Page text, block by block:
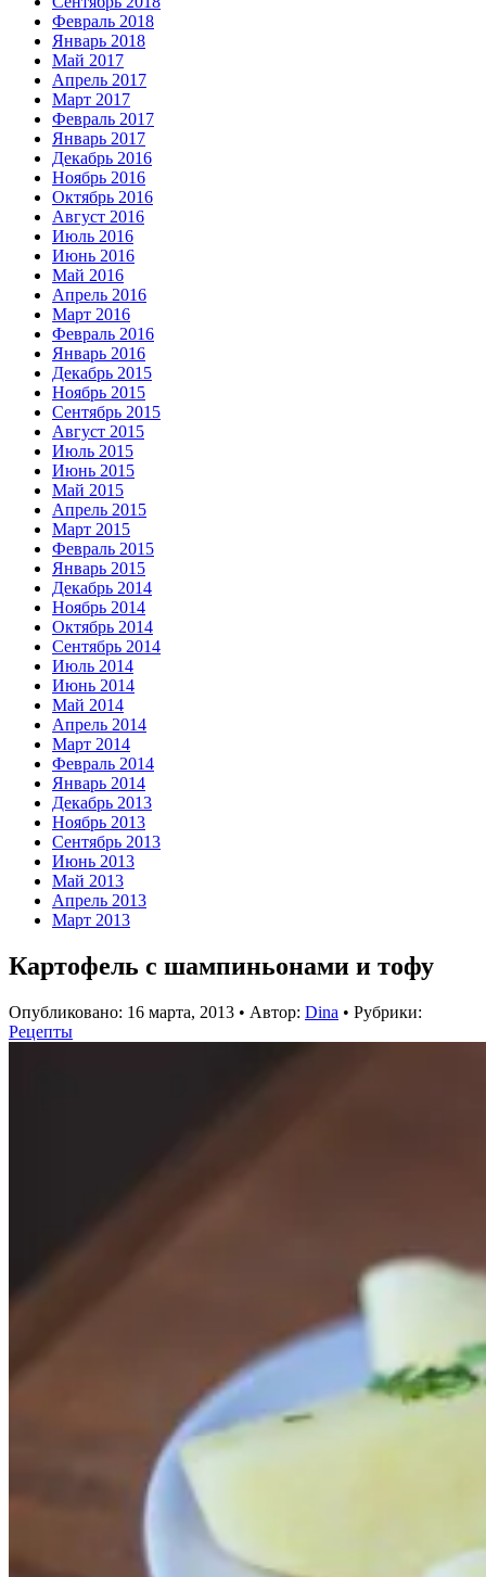
Февраль 2018
Январь 2018
Май 2017
Апрель 2017
Март 2017
Февраль 2017
Январь 2017
Декабрь 2016
Ноябрь 2016
Октябрь 2016
Август 2016
Июль 2016
Июнь 2016
Май 2016
Апрель 2016
Март 2016
Февраль 2016
Январь 2016
Декабрь 2015
Ноябрь 2015
Сентябрь 2015
Август 2015
Июль 2015
Июнь 2015
Май 2015
Апрель 2015
Март 2015
Февраль 2015
Январь 2015
Декабрь 2014
Ноябрь 2014
Октябрь 2014
Сентябрь 2014
Июль 2014
Июнь 2014
Май 2014
Апрель 2014
Март 2014
Февраль 2014
Январь 2014
Декабрь 2013
Ноябрь 2013
Сентябрь 2013
Июнь 2013
Май 2013
Апрель 2013
Март 2013
Картофель с шампиньонами и тофу
Опубликовано: 16 марта, 2013 • Автор: Dina • Рубрики:
Рецепты